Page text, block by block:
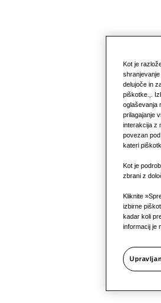
Kot je
delujoče in
piškotke.,.
oglaševanja
prilagajanje
interakcija z
povezan
kateri
Kot je
zbrani z
Kliknite
izbirne
kadar koli
informacij je